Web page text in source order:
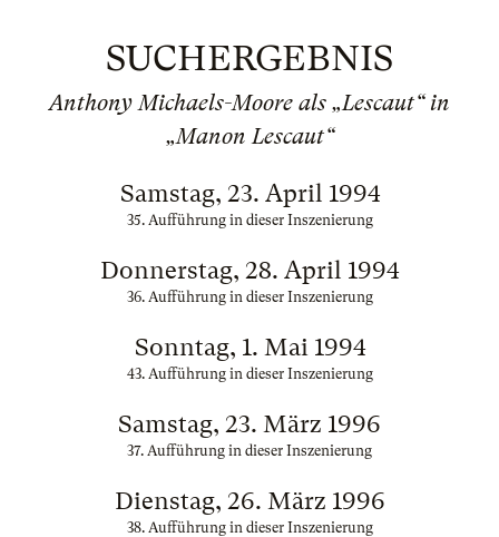
SUCHERGEBNIS
Anthony Michaels-Moore als „Lescaut“ in
„Manon Lescaut“
Samstag, 23. April 1994
35. Aufführung in dieser Inszenierung
Donnerstag, 28. April 1994
36. Aufführung in dieser Inszenierung
Sonntag, 1. Mai 1994
43. Aufführung in dieser Inszenierung
Samstag, 23. März 1996
37. Aufführung in dieser Inszenierung
Dienstag, 26. März 1996
38. Aufführung in dieser Inszenierung